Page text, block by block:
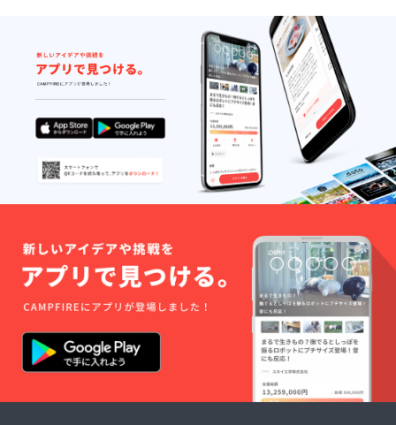
千石船
「白山
丸」展
示館】
〒
952-
0612 新
潟県佐
渡市宿
根木270
番地2
電
話番号
0259-
2604
開
館時
間：8時
30分か
ら17時
まで
（入館
は16時
で）
休
館日：
です。
「白山
丸まつ
り」当
日は全
館無料
となり
ますの
で、別
日にご
利用く
ださ
い。
様の交
通費や
滞在費
は各自
でご負
担くだ
さい。
有効
期限：
3月31日
【佐渡
国小木